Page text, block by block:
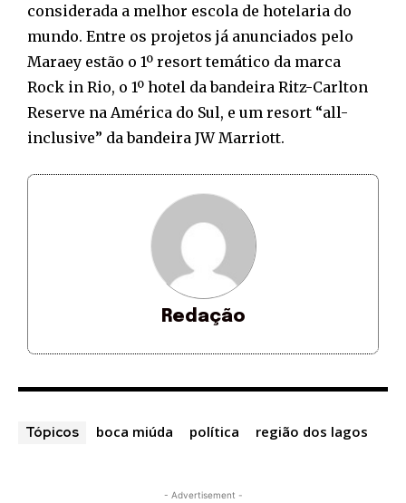
considerada a melhor escola de hotelaria do
mundo. Entre os projetos já anunciados pelo
Maraey estão o 1º resort temático da marca
Rock in Rio, o 1º hotel da bandeira Ritz-Carlton
Reserve na América do Sul, e um resort “all-
inclusive” da bandeira JW Marriott.
Redação
Tópicos boca miúda política região dos lagos
- Advertisement -